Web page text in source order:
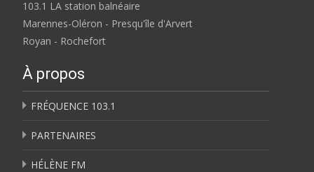
103.1 LA station balnéaire
Marennes-Oléron - Presqu'île d'Arvert
Royan - Rochefort
À propos
FRÉQUENCE 103.1
PARTENAIRES
HÉLÈNE FM